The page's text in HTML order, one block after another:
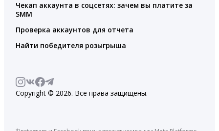
Чекап аккаунта в соцсетях: зачем вы платите за
SMM
Проверка аккаунтов для отчета
Найти победителя розыгрыша
Copyright © 2026. Все права защищены.